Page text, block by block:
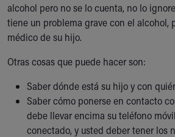
alcohol pero no se lo cuenta, no lo
tiene un problema grave con el alcohol,
médico de su hijo.
Otras cosas que puede hacer son:
Saber dónde está su hijo y con
Saber cómo ponerse en contacto
debe llevar encima su teléfono
conectado, y usted deber tener los